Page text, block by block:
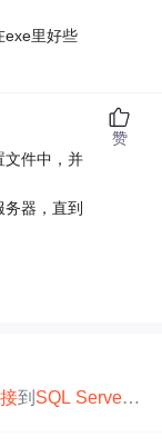
exe里好些
文件中，并
务器，直到
赞
到 SQL Server